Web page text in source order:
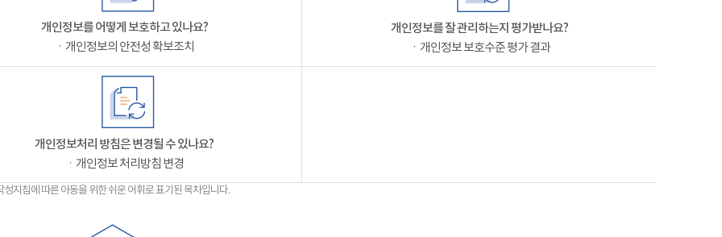
개인정보를 어떻게 보호하고 있나요?
ㆍ개인정보의 안전성 확보조치
개인정보를 잘 관리하는지 평가받나요?
ㆍ개인정보 보호수준 평가 결과
개인정보처리 방침은 변경될 수 있나요?
ㆍ개인정보 처리방침 변경
지침에 따른 아동을 위한 쉬운 어휘로 표기된 목차입니다.